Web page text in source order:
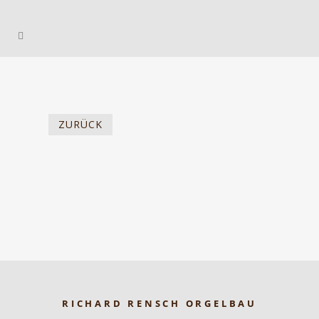
ZURÜCK
RICHARD RENSCH ORGELBAU